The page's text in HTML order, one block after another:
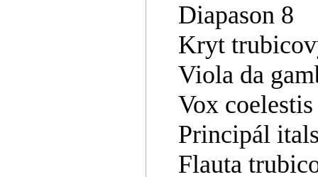
Diapason 8
Kryt
Viola da
Vox
Principál
Flauta